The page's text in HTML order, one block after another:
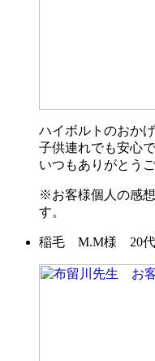
ハイボルトのおか
子供連れでも安心で
いつもありがとう
※お客様個人の感
す。
稲毛 M.M様 20